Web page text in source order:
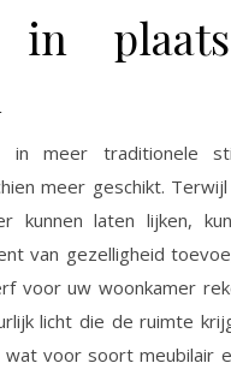
in
in meer traditionele
meer geschikt.
kunnen laten lijken,
van gezelligheid
voor uw woonkamer
licht die de ruimte
voor soort meubilair